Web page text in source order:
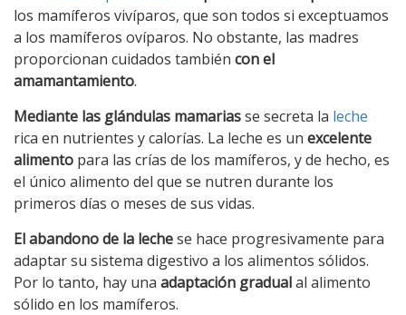
los mamíferos vivíparos, que son todos si exceptuamos
a los mamíferos ovíparos. No obstante, las madres
proporcionan cuidados también con el
amamantamiento.
Mediante las glándulas mamariasse secreta la leche
rica en nutrientes y calorías. La leche es un excelente
alimento para las crías de los mamíferos, y de hecho, es
el único alimento del que se nutren durante los
primeros días o meses de sus vidas.
El abandono de la lechese hace progresivamente para
adaptar su sistema digestivo a los alimentos sólidos.
Por lo tanto, hay una adaptación gradualal alimento
sólido en los mamíferos.